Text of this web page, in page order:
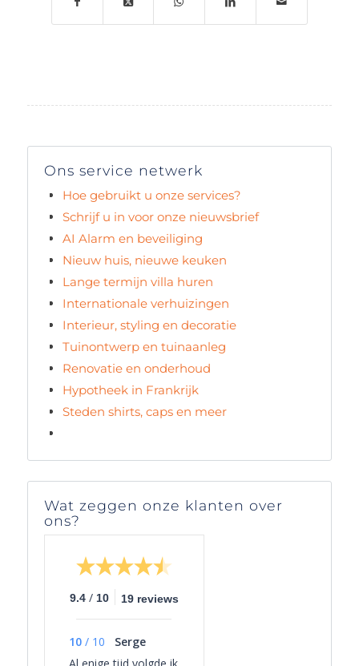
Ons service netwerk
Hoe gebruikt u onze services?
Schrijf u in voor onze nieuwsbrief
AI Alarm en beveiliging
Nieuw huis, nieuwe keuken
Lange termijn villa huren
Internationale verhuizingen
Interieur, styling en decoratie
Tuinontwerp en tuinaanleg
Renovatie en onderhoud
Hypotheek in Frankrijk
Steden shirts, caps en meer
Wat zeggen onze klanten over
ons?
9.4 / 10 19 reviews
10 / 10
Serge